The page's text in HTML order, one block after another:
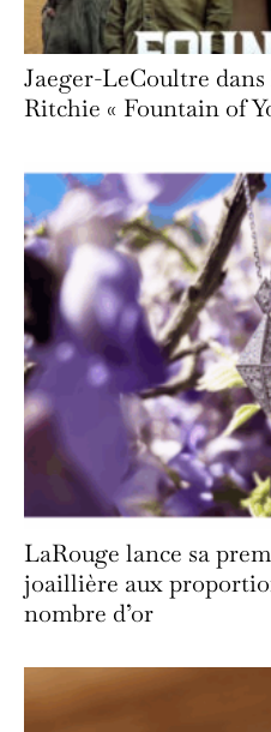
Jaeger-LeCoultre
Ritchie « Fountain of
LaRouge lance sa
joaillière aux
nombre d’or